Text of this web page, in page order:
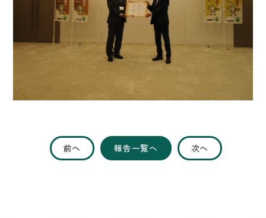
前へ 報告一覧へ 次へ